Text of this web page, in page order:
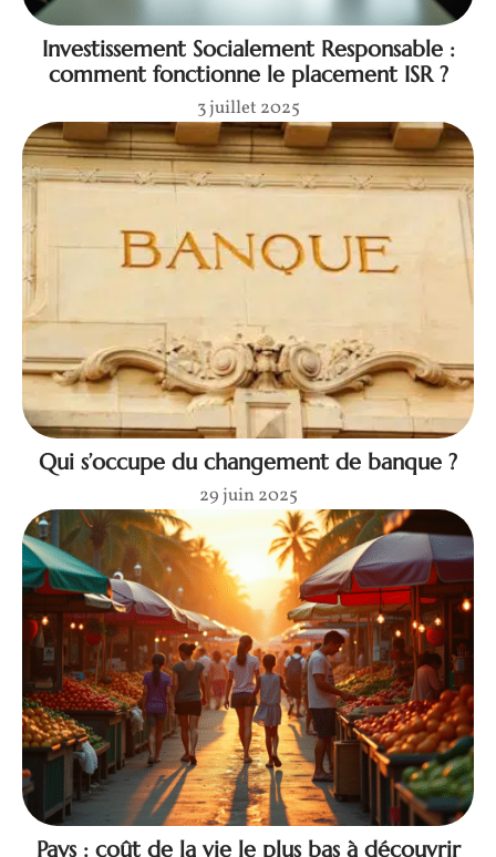
Investissement Socialement Responsable :
comment fonctionne le placement ISR ?
3 juillet 2025
Qui s’occupe du changement de banque ?
29 juin 2025
Pays : coût de la vie le plus bas à découvrir